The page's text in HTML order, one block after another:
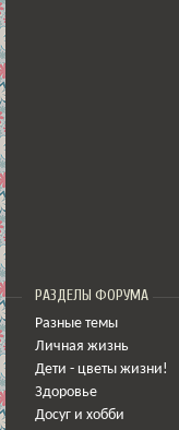
РАЗДЕЛЫ ФОРУМА
Разные темы
Личная жизнь
Дети - цветы жизни!
Здоровье
Досуг и хобби